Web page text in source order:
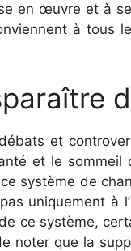
en œuvre et à
à tous
et
et le
système de
uniquement à
ce système,
noter que la